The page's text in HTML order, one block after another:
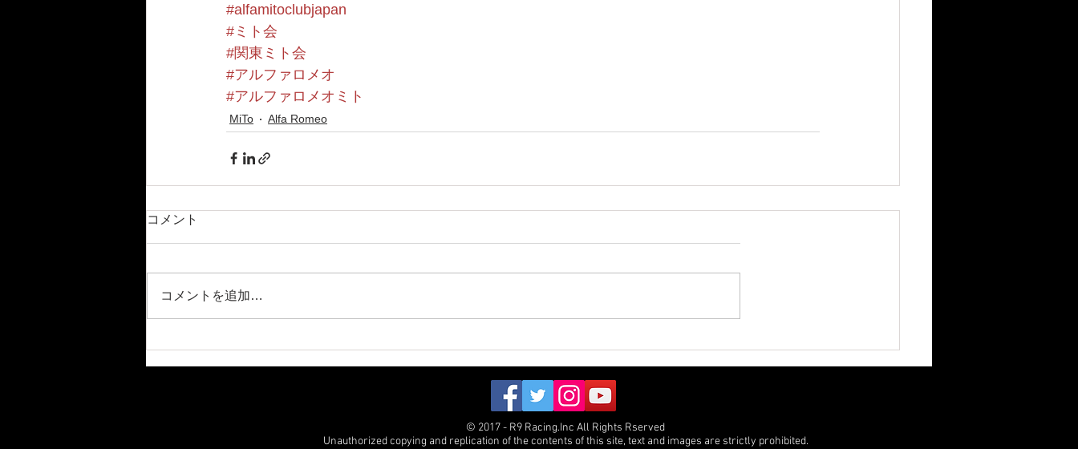
#alfamitoclubjapan
#ミト会
#関東ミト会
#アルファロメオ
#アルファロメオミト
MiTo Alfa Romeo
コメント
コメントを追加…
© 2017 - R9 Racing.Inc All Rights Rserved
Unauthorized copying and replication of the contents of this site, text and images are strictly prohibited.